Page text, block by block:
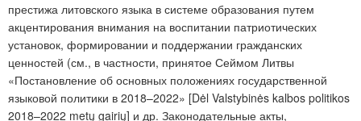
престижа литовского языка в системе образования путем
акцентирования внимания на воспитании патриотических
установок, формировании и поддержании гражданских
ценностей (см., в частности, принятое Сеймом Литвы
«Постановление об основных положениях государственной
языковой политики в 2018–2022» [Dėl Valstybinės kalbos politikos
2018–2022 metų gairių] и др. Законодательные акты,